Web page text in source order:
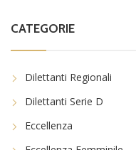
CATEGORIE
Dilettanti Regionali
Dilettanti Serie D
Eccellenza